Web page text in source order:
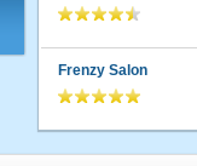
Frenzy Salon